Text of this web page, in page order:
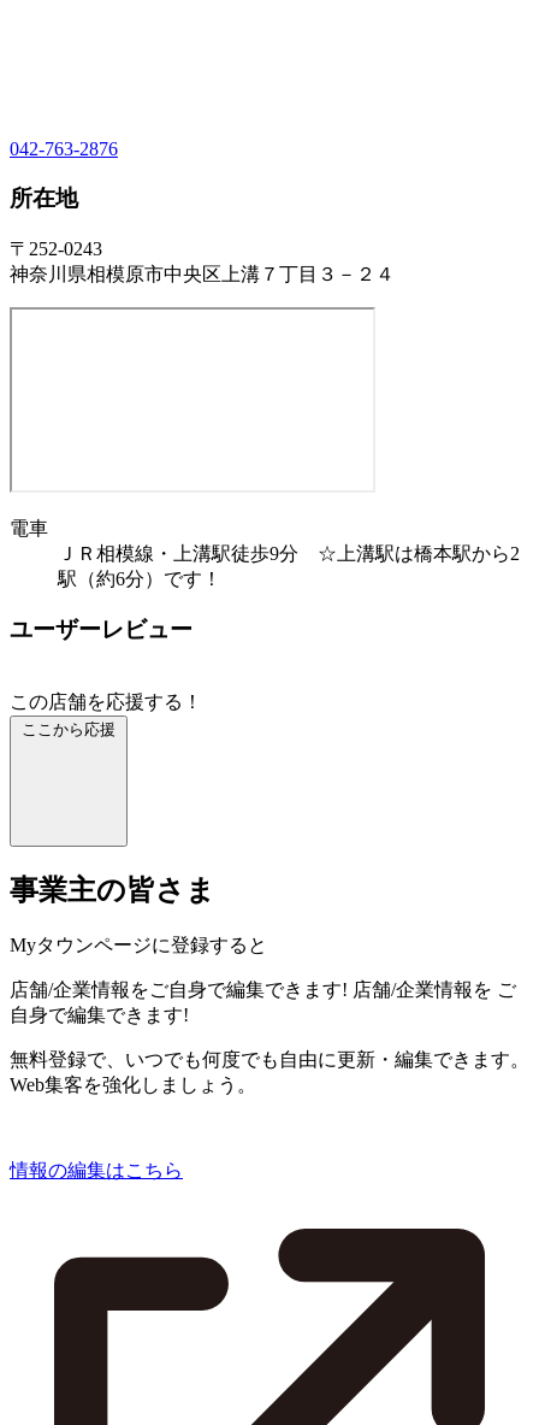
042-763-2876
所在地
〒252-0243
神奈川県相模原市中央区上溝７丁目３－２４
電車
ＪＲ相模線・上溝駅徒歩9分 ☆上溝駅は橋本駅から2
駅（約6分）です！
ユーザーレビュー
この店舗を応援する！
ここから応援
事業主の皆さま
Myタウンページに登録すると
店舗/企業情報をご自身で編集できます! 店舗/企業情報を ご
自身で編集できます!
無料登録で、いつでも何度でも自由に更新・編集できます。
Web集客を強化しましょう。
情報の編集はこちら